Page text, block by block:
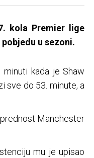
kola Premier lige
u sezoni.
kada je Shaw
sve do 53. minute, a
Manchester
mu je upisao